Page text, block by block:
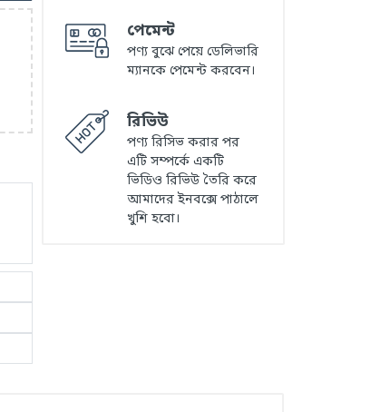
পেমেন্ট
পণ্য বুঝে পেয়ে ডেলিভারি
ম্যানকে পেমেন্ট করবেন।
রিভিউ
পণ্য রিসিভ করার পর
এটি সম্পর্কে একটি
ভিডিও রিভিউ তৈরি করে
আমাদের ইনবক্সে পাঠালে
খুশি হবো।